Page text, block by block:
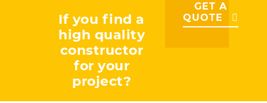
If you find a
high quality
constructor
for your
project?
GET A
QUOTE